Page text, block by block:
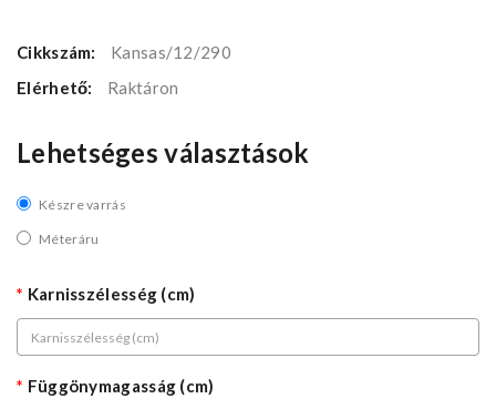
Cikkszám:
Kansas/12/290
Elérhető:
Raktáron
Lehetséges választások
Készre varrás
Méteráru
Karnisszélesség (cm)
Függönymagasság (cm)